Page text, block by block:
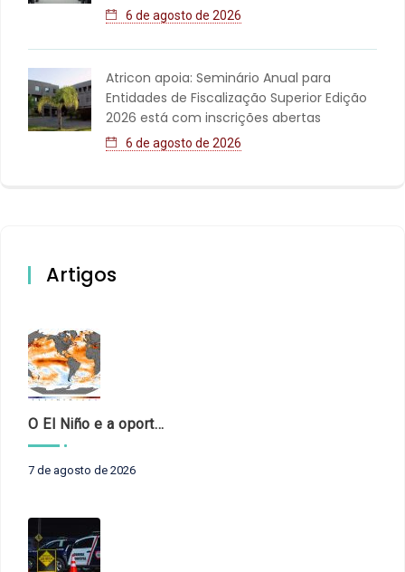
6 de agosto de 2026
Atricon apoia: Seminário Anual para
Entidades de Fiscalização Superior Edição
2026 está com inscrições abertas
6 de agosto de 2026
Artigos
O El Niño e a oportunidade de fortalecer o controle externo das políticas climáticas
7 de agosto de 2026